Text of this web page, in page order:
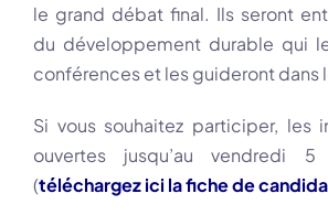
le grand débat final. Ils seront
du développement durable qui
conférences et les guideront dans
Si vous souhaitez participer, les
ouvertes jusqu’au vendredi
(téléchargez ici la fiche de